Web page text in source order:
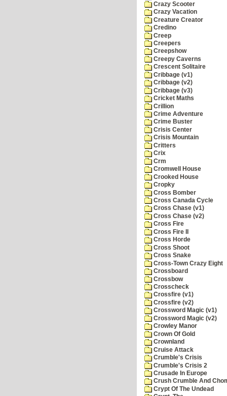
Crazy Scooter
Crazy Vacation
Creature Creator
Credino
Creep
Creepers
Creepshow
Creepy Caverns
Crescent Solitaire
Cribbage (v1)
Cribbage (v2)
Cribbage (v3)
Cricket Maths
Crillion
Crime Adventure
Crime Buster
Crisis Center
Crisis Mountain
Critters
Crix
Crm
Cromwell House
Crooked House
Cropky
Cross Bomber
Cross Canada Cycle
Cross Chase (v1)
Cross Chase (v2)
Cross Fire
Cross Fire II
Cross Horde
Cross Shoot
Cross Snake
Cross-Town Crazy Eight
Crossboard
Crossbow
Crosscheck
Crossfire (v1)
Crossfire (v2)
Crossword Magic (v1)
Crossword Magic (v2)
Crowley Manor
Crown Of Gold
Crownland
Cruise Attack
Crumble's Crisis
Crumble's Crisis 2
Crusade In Europe
Crush Crumble And
Crypt Of The Undead